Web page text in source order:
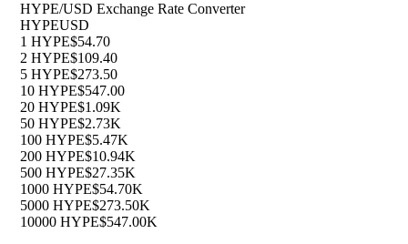
HYPE/USD Exchange Rate Converter
HYPEUSD
1 HYPE$54.70
2 HYPE$109.40
5 HYPE$273.50
10 HYPE$547.00
20 HYPE$1.09K
50 HYPE$2.73K
100 HYPE$5.47K
200 HYPE$10.94K
500 HYPE$27.35K
1000 HYPE$54.70K
5000 HYPE$273.50K
10000 HYPE$547.00K